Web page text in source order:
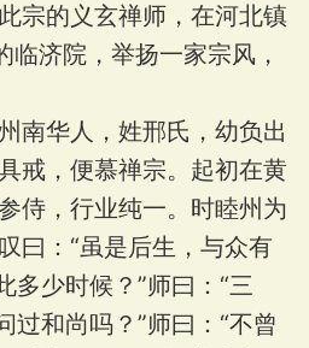
宗的义玄禅师，在河北镇
济院，举扬一家宗风，
华人，姓邢氏，幼负出
戒，便慕禅宗。起初在黄
侍，行业纯一。时睦州为
曰：“虽是后生，与众有
多少时候？”师曰：“三
过和尚吗？”师曰：“不曾